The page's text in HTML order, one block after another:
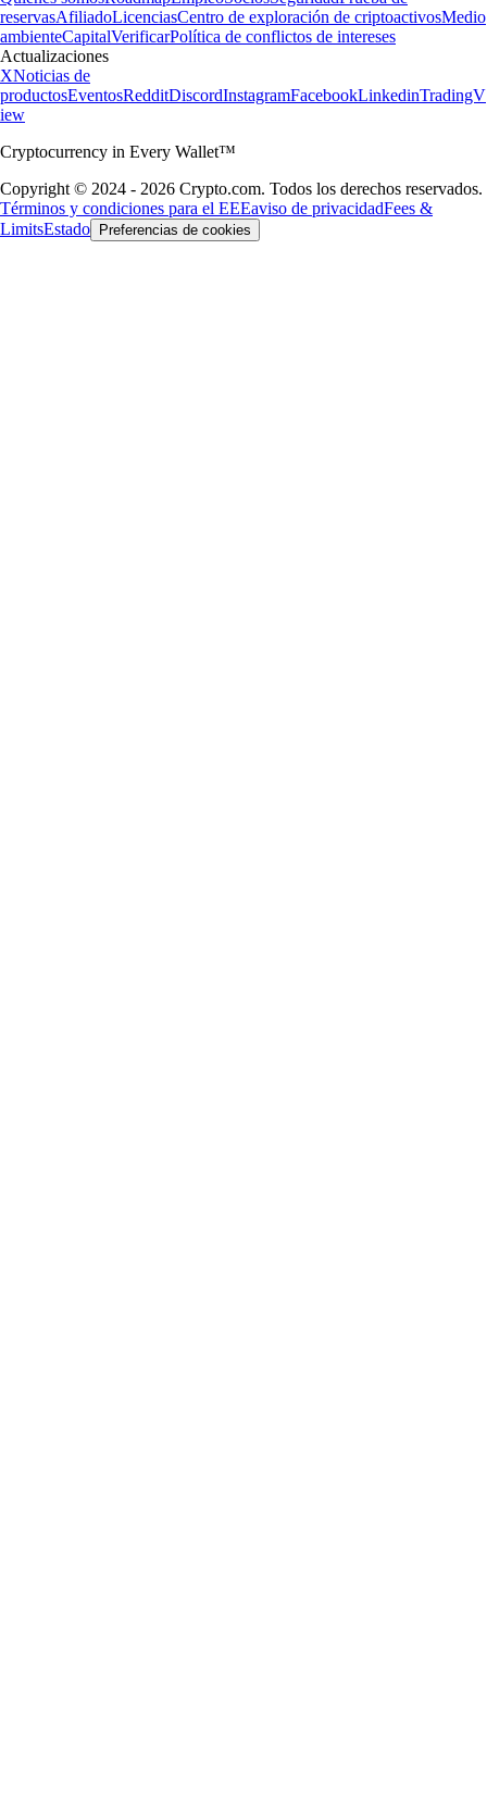
reservasAfiliadoLicenciasCentro de exploración de criptoactivosMedio
ambienteCapitalVerificarPolítica de conflictos de intereses
Actualizaciones
XNoticias de
productosEventosRedditDiscordInstagramFacebookLinkedinTradingV
iew
Cryptocurrency in Every Wallet™
Copyright © 2024 - 2026 Crypto.com. Todos los derechos reservados.
Términos y condiciones para el EEEaviso de privacidadFees &
LimitsEstado Preferencias de cookies